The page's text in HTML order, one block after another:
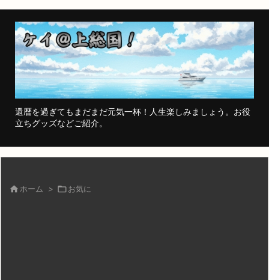
還暦を過ぎてもまだまだ元気一杯！人生楽しみましょう。お役
立ちグッズなどご紹介。
 ホーム > お気に